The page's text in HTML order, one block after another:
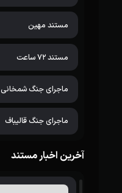
مستند مهین
مستند 72 ساعت
ماجرای جنگ شمخانی
ماجرای جنگ قالیباف
آخرین اخبار مستند